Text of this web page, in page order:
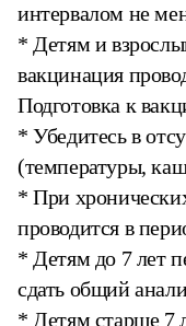
интервалом не
* Детям и
вакцинация
Подготовка к
* Убедитесь в
(температуры,
* При
проводится в
* Детям до 7 лет
сдать общий
* Детям старше 7